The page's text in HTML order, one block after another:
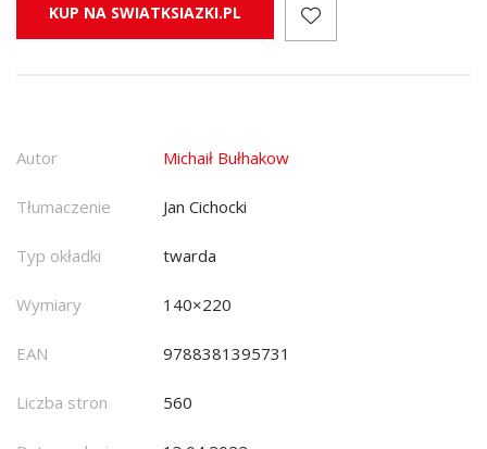
KUP NA SWIATKSIAZKI.PL
Autor Michaił Bułhakow
Tłumaczenie Jan Cichocki
Typ okładki twarda
Wymiary 140×220
EAN 9788381395731
Liczba stron 560